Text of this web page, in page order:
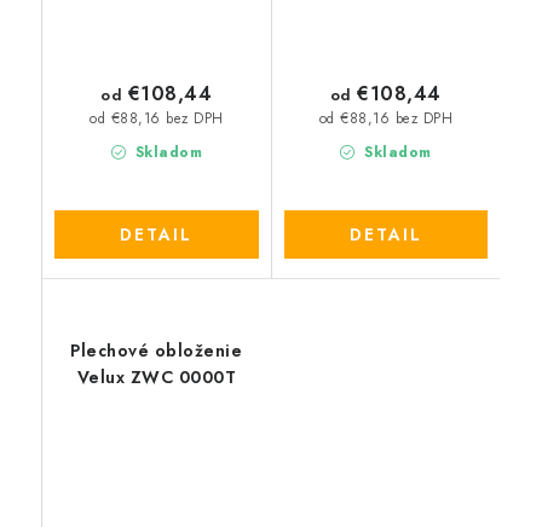
Skladom
od €88,16 bez DPH
od €108,44
DETAIL
Skladom
od €88,16 bez DPH
od €108,44
DETAIL
Plechové obloženie
Velux ZWC 0000T